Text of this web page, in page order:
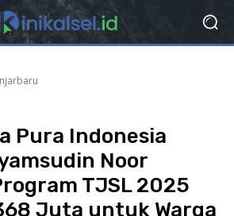
Pura Indonesia
Noor
TJSL 2025
Juta untuk Warga